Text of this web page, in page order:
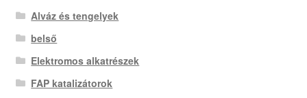
Alváz és tengelyek
belső
Elektromos alkatrészek
FAP katalizátorok